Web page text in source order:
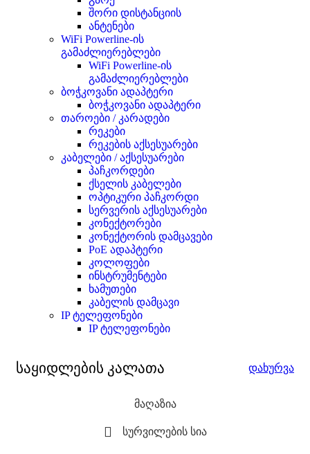
შორი დისტანციის
ანტენები
WiFi Powerline-ის
გამაძლიერებლები
WiFi Powerline-ის
გამაძლიერებლები
ბოჭკოვანი ადაპტერი
ბოჭკოვანი ადაპტერი
თაროები / კარადები
რეკები
რეკების აქსესუარები
კაბელები / აქსესუარები
პაჩკორდები
ქსელის კაბელები
ოპტიკური პაჩკორდი
სერვერის აქსესუარები
კონექტორები
კონექტორის დამცავები
PoE ადაპტერი
კოლოფები
ინსტრუმენტები
ხამუთები
კაბელის დამცავი
IP ტელეფონები
IP ტელეფონები
საყიდლების კალათა დახურვა
მაღაზია
სურვილების სია